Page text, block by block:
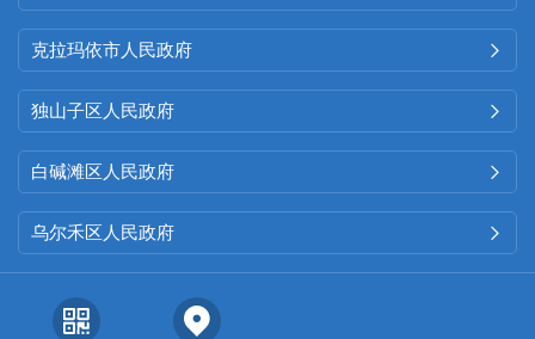
设情况报告》；二是部门财政预
决算等财务信息，目前已在
财政预决算
市克拉玛依区人民政府银河路街
道办事处2025年部门预算公开》
《 克拉玛依市
府银河路街道办事处2024年度部
门决算公开说明》；
克拉玛依市人民政府 
独山子区人民政府 
白碱滩区人民政府 
乌尔禾区人民政府 